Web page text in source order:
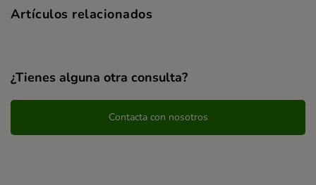
Artículos relacionados
¿Tienes alguna otra consulta?
Contacta con nosotros